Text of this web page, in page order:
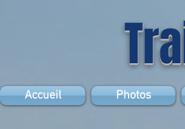
Accueil Photos